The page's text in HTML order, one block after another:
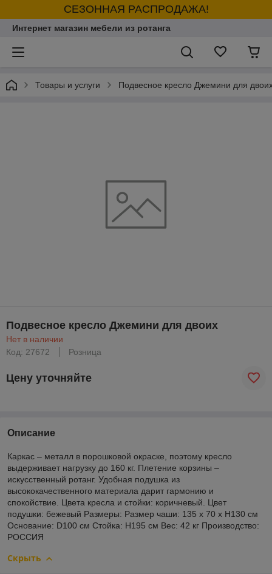
СЕЗОННАЯ РАСПРОДАЖА!
Интернет магазин мебели из ротанга
Товары и услуги Подвесное кресло Джемини для
Подвесное кресло Джемини для двоих
Нет в наличии
Код: 27672
Розница
Цену уточняйте
Описание
Каркас – металл в порошковой окраске, поэтому кресло
выдерживает нагрузку до 160 кг. Плетение корзины –
искусственный ротанг. Удобная подушка из
высококачественного материала дарит гармонию и
спокойствие. Цвета кресла и стойки: коричневый. Цвет
подушки: бежевый Размеры: Размер чаши: 135 х 70 х Н130 см
Основание: D100 см Стойка: Н195 см Вес: 42 кг Производство:
РОССИЯ
Скрыть